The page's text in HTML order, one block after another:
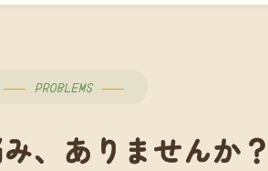
PROBLEMS
、ありませんか？